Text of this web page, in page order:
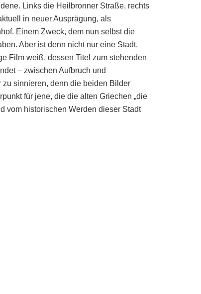
Links die Heilbronner Straße, rechts
in neuer Ausprägung, als
Einem Zweck, dem nun selbst die
Aber ist denn nicht nur eine Stadt,
Film weiß, dessen Titel zum stehenden
– zwischen Aufbruch und
sinnieren, denn die beiden Bilder
für jene, die die alten Griechen „die
vom historischen Werden dieser Stadt